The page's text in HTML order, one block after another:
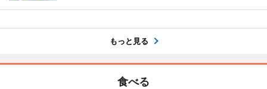
もっと見る
食べる